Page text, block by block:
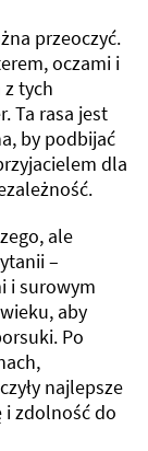
przeoczyć.
oczami i
z tych
Ta rasa jest
by podbijać
dla
ale
–
i surowym
aby
Po
najlepsze
i zdolność do